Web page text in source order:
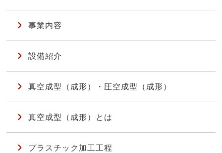
事業内容
設備紹介
真空成型（成形）・圧空成型（成形）
真空成型（成形）とは
プラスチック加工工程